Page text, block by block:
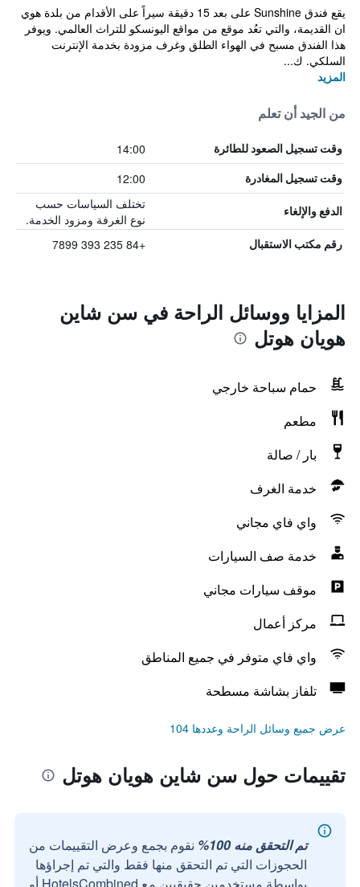
يقع فندق Sunshine على بعد 15 دقيقة سيراً على الأقدام من بلدة هوي
ان القديمة، والتي تعُد موقع من مواقع اليونسكو للتراث العالمي. ويوفر
هذا الفندق مسبح في الهواء الطلق وغرف مزودة بخدمة الإنترنت
السلكي. ك...
المزيد
من الجيد أن تعلم
وقت تسجيل الصعود للطائرة 14:00
وقت تسجيل المغادرة 12:00
الدفع والإلغاء
تختلف السياسات حسب
نوع الغرفة ومزود الخدمة.
رقم مكتب الاستقبال +84 235 393 7899
المزايا ووسائل الراحة في سن شاين
هويان هوتل
حمام سباحة خارجي
مطعم
بار / صالة
خدمة الغرف
واي فاي مجاني
خدمة صف السيارات
موقف سيارات مجاني
مركز أعمال
واي فاي متوفر في جميع المناطق
تلفاز بشاشة مسطحة
عرض جميع وسائل الراحة وعددها 104
تقييمات حول سن شاين هويان هوتل
تم التحقق منه 100%
نقوم بجمع وعرض التقييمات من
الحجوزات التي تم التحقق منها فقط والتي تم إجراؤها